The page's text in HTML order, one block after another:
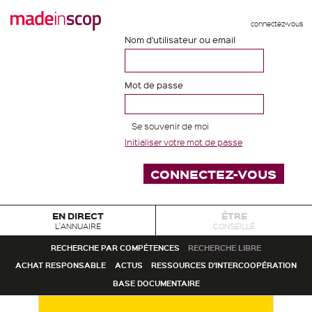
connectez-vous
Nom d'utilisateur ou email
Mot de passe
Se souvenir de moi
Initialiser votre mot de passe
EN DIRECT
L'ANNUAIRE
ÊTRE
CONSEILLÉ
RECHERCHE PAR COMPÉTENCES
RECHERCHE LIBRE
ACHAT RESPONSABLE
ACTUS
RESSOURCES D'INTERCOOPÉRATION
BASE DOCUMENTAIRE